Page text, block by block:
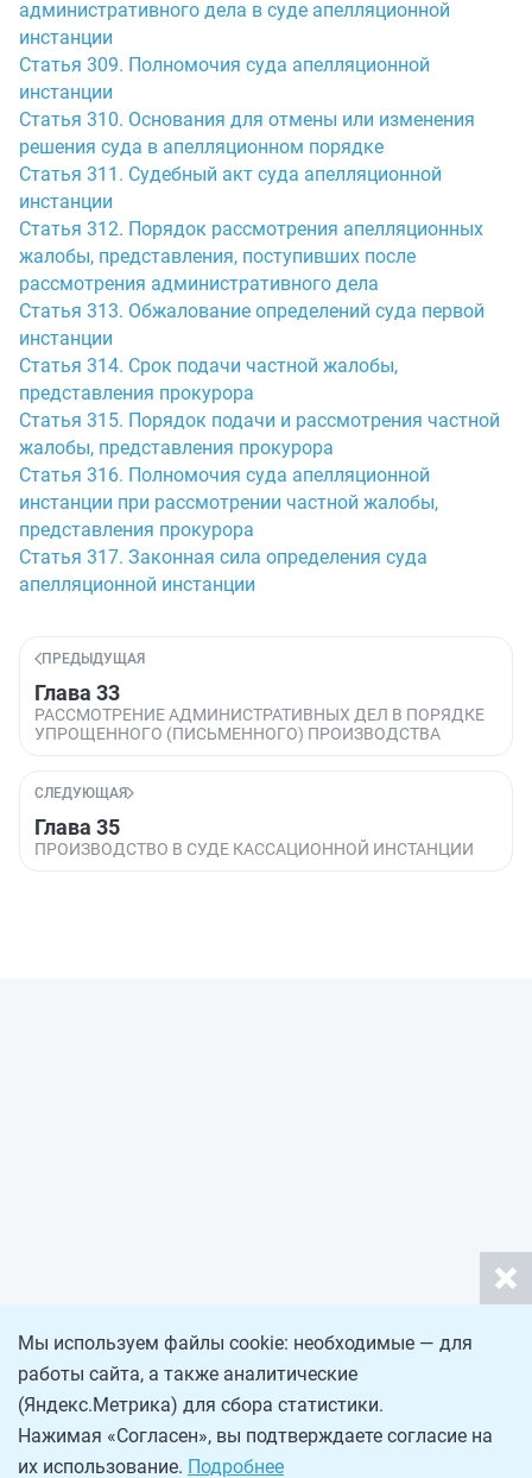
административного дела в суде апелляционной
инстанции
Статья 309. Полномочия суда апелляционной
инстанции
Статья 310. Основания для отмены или изменения
решения суда в апелляционном порядке
Статья 311. Судебный акт суда апелляционной
инстанции
Статья 312. Порядок рассмотрения апелляционных
жалобы, представления, поступивших после
рассмотрения административного дела
Статья 313. Обжалование определений суда первой
инстанции
Статья 314. Срок подачи частной жалобы,
представления прокурора
Статья 315. Порядок подачи и рассмотрения частной
жалобы, представления прокурора
Статья 316. Полномочия суда апелляционной
инстанции при рассмотрении частной жалобы,
представления прокурора
Статья 317. Законная сила определения суда
апелляционной инстанции
ПРЕДЫДУЩАЯ
Глава 33
РАССМОТРЕНИЕ АДМИНИСТРАТИВНЫХ ДЕЛ В ПОРЯДКЕ
УПРОЩЕННОГО (ПИСЬМЕННОГО) ПРОИЗВОДСТВА
СЛЕДУЮЩАЯ
Глава 35
ПРОИЗВОДСТВО В СУДЕ КАССАЦИОННОЙ ИНСТАНЦИИ
Мы используем файлы cookie: необходимые — для
работы сайта, а также аналитические
(Яндекс.Метрика) для сбора статистики.
Нажимая «Согласен», вы подтверждаете согласие на
их использование. Подробнее